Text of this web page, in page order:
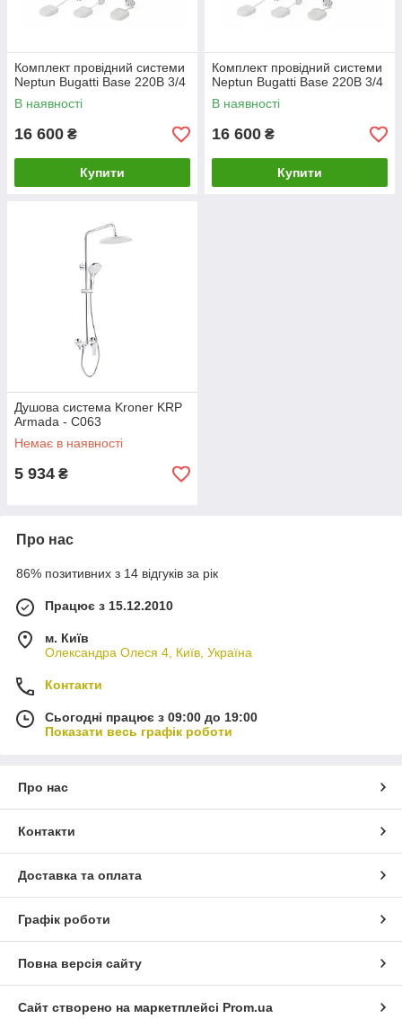
Комплект провідний системи
Neptun Bugatti Base 220B 3/4
В наявності
16 600 ₴
Купити
Комплект провідний системи
Neptun Bugatti Base 220B 3/4
В наявності
16 600 ₴
Купити
Душова система Kroner KRP
Armada - C063
Немає в наявності
5 934 ₴
Про нас
86% позитивних з 14 відгуків за рік
Працює з 15.12.2010
м. Київ
Олександра Олеся 4, Київ, Україна
Контакти
Сьогодні працює з 09:00 до 19:00
Показати весь графік роботи
Про нас
Контакти
Доставка та оплата
Графік роботи
Повна версія сайту
Сайт створено на маркетплейсі Prom.ua